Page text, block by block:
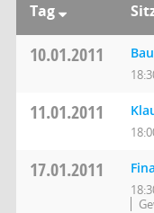
Tag
10.01.2011
11.01.2011
17.01.2011